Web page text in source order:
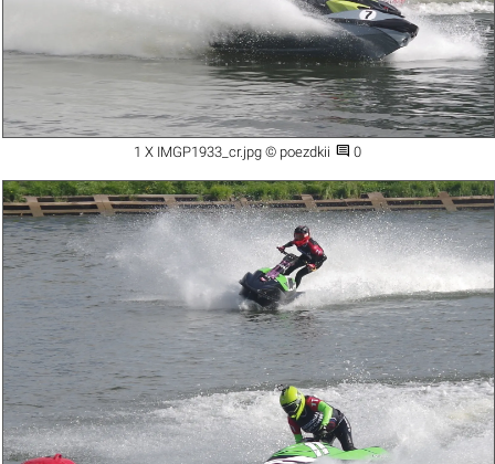
1 X IMGP1933_cr.jpg © poezdkii  0